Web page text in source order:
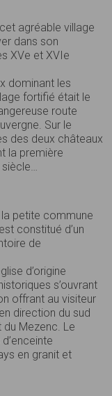
agréable village
dans son
XVe et XVIe
dominant les
fortifié était le
route
Sur le
des deux châteaux
la première
petite commune
constitué d’un
de
d’origine
s’ouvrant
offrant au visiteur
direction du sud
du Mezenc. Le
en granit et